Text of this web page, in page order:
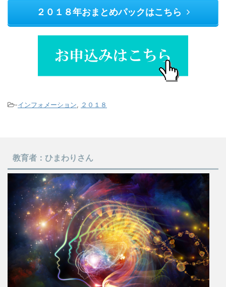
２０１８年おまとめパックはこちら
-インフォメーション, ２０１８
教育者：ひまわりさん